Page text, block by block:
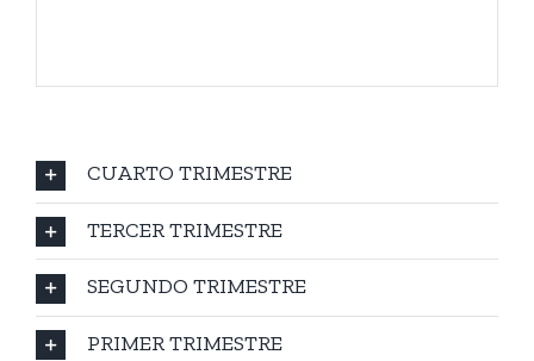
CUARTO TRIMESTRE
TERCER TRIMESTRE
SEGUNDO TRIMESTRE
PRIMER TRIMESTRE